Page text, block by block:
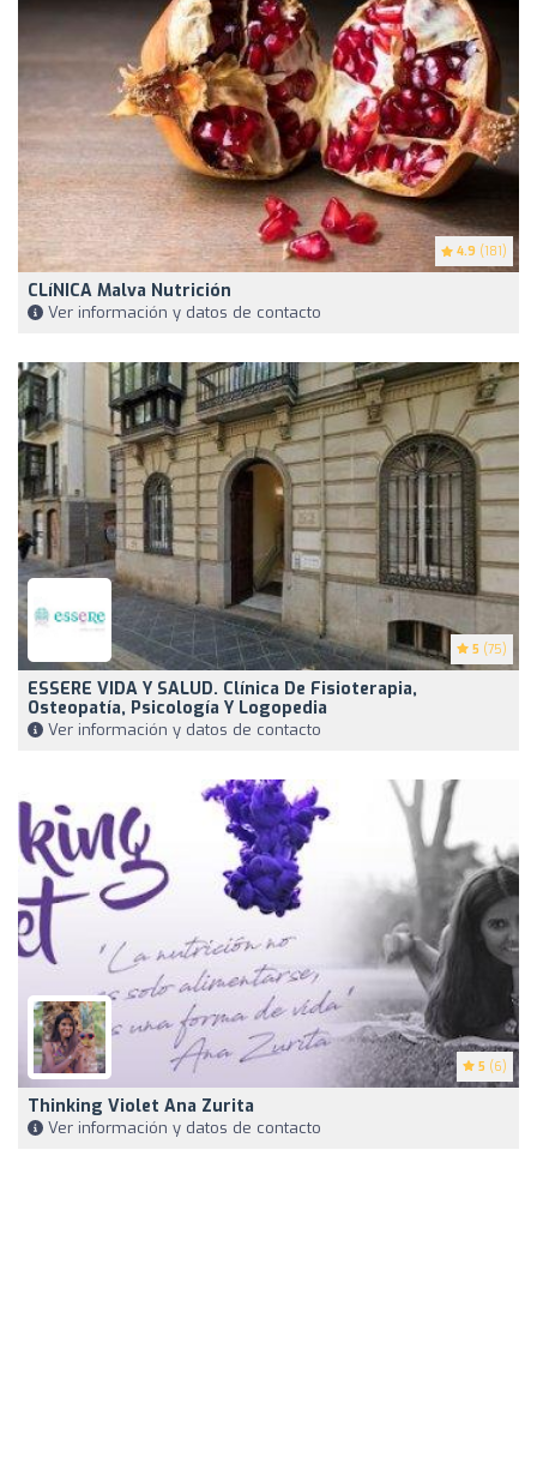
4.9 (181)
CLíNICA Malva Nutrición
Ver información y datos de contacto
5 (75)
ESSERE VIDA Y SALUD. Clínica De Fisioterapia,
Osteopatía, Psicología Y Logopedia
Ver información y datos de contacto
5 (6)
Thinking Violet Ana Zurita
Ver información y datos de contacto